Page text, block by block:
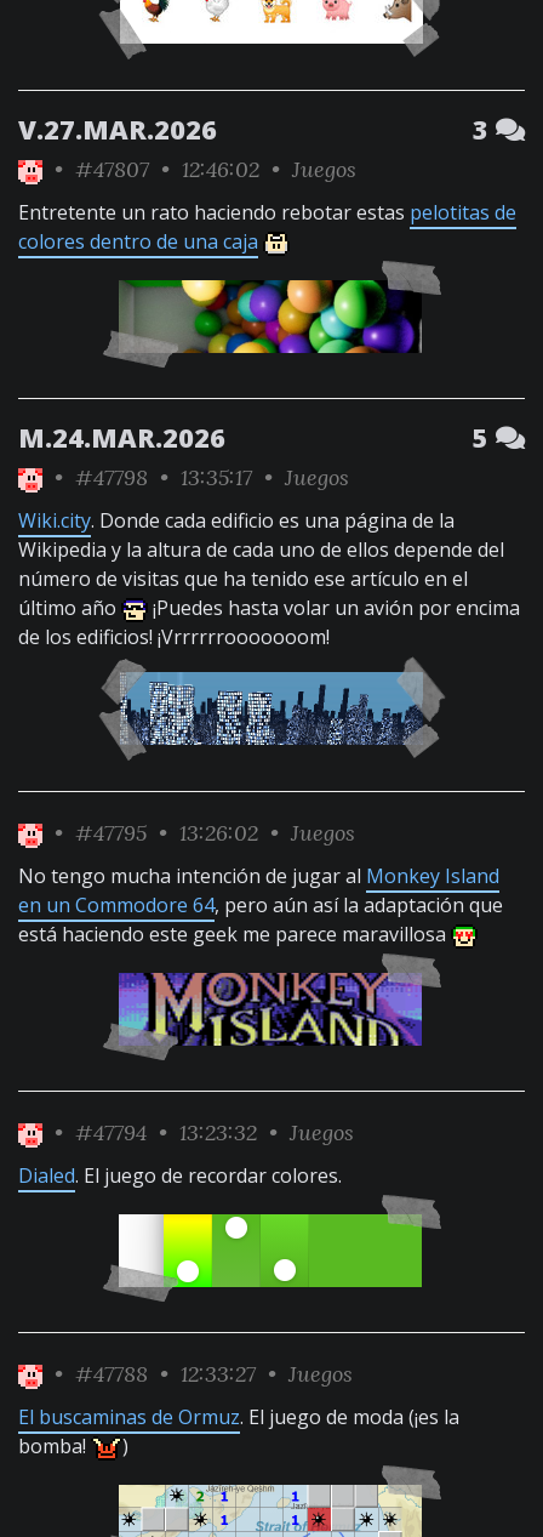
V.27.MAR.2026 3
• #47807 • 12:46:02 • Juegos
Entretente un rato haciendo rebotar estas pelotitas de
colores dentro de una caja
M.24.MAR.2026 5
• #47798 • 13:35:17 • Juegos
Wiki.city. Donde cada edificio es una página de la
Wikipedia y la altura de cada uno de ellos depende del
número de visitas que ha tenido ese artículo en el
último año
¡Puedes hasta volar un avión por encima
de los edificios! ¡Vrrrrrrooooooom!
• #47795 • 13:26:02 • Juegos
No tengo mucha intención de jugar al Monkey Island
en un Commodore 64, pero aún así la adaptación que
está haciendo este geek me parece maravillosa
• #47794 • 13:23:32 • Juegos
Dialed. El juego de recordar colores.
• #47788 • 12:33:27 • Juegos
El buscaminas de Ormuz. El juego de moda (¡es la
bomba!
)